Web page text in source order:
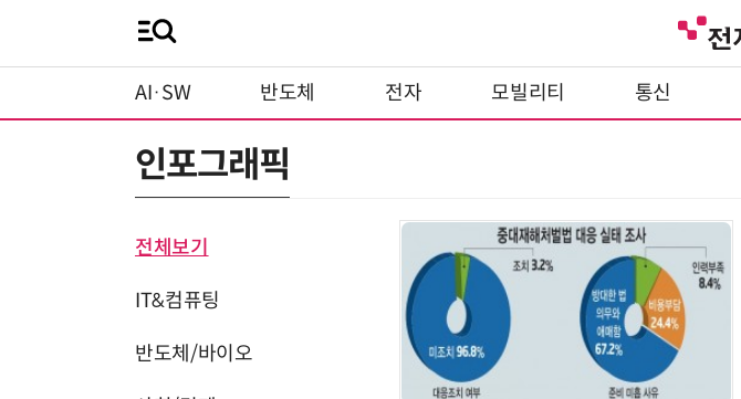
AI·SW 반도체 전자 모빌리티 통신
인포그래픽
전체보기
IT&컴퓨팅
반도체/바이오